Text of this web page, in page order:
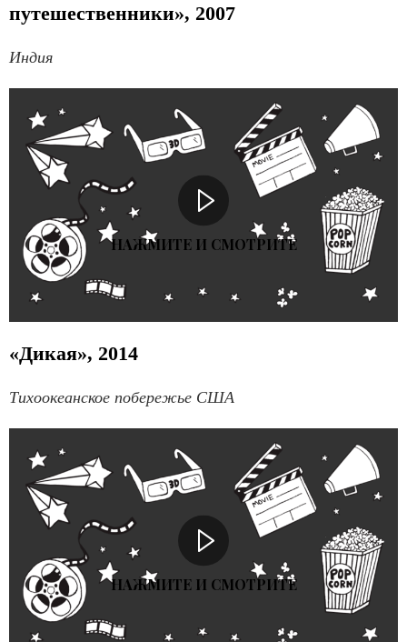
путешественники», 2007
Индия
НАЖМИТЕ И СМОТРИТЕ
«Дикая», 2014
Тихоокеанское побережье США
НАЖМИТЕ И СМОТРИТЕ